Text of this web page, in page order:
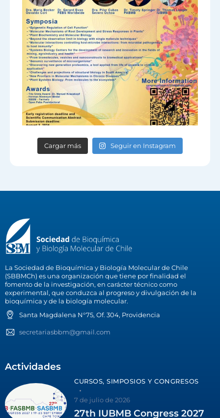
Cargar más Seguir en Instagram
La Sociedad de Bioquímica y Biología Molecular de Chile
(SBBMCh) es una organización que tiene por finalidad el
fomento de la investigación, en carácter técnico como
experimental, que conduzca al progreso y divulgación de la
bioquímica y de la biología molecular.
Santa Magdalena N°75, Of. 304, Providencia
secretariasbbm@gmail.com
Actividades
CURSOS, SIMPOSIOS Y CONGRESOS
7 de julio de 2026
27th IUBMB Congress 2027